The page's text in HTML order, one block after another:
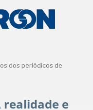
dos periódicos de
realidade e